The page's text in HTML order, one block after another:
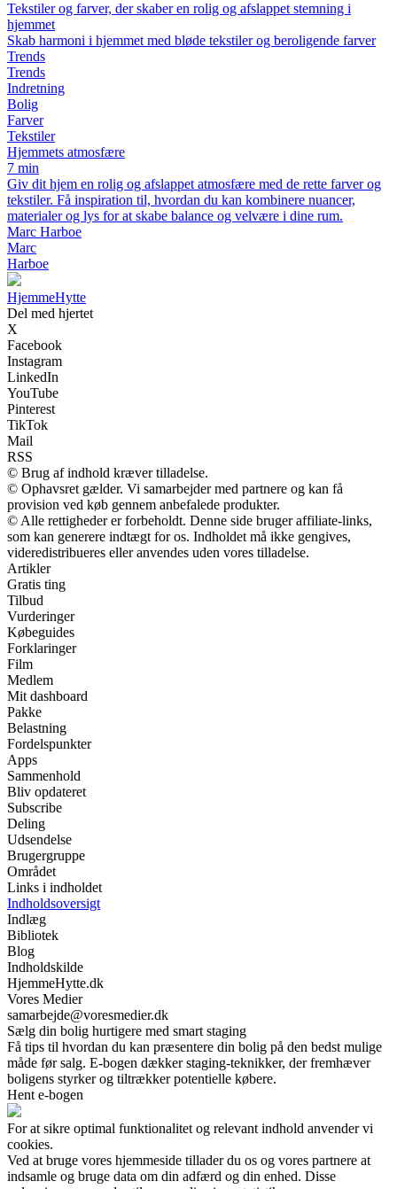
Tekstiler og farver, der skaber en rolig og afslappet stemning i
hjemmet
Skab harmoni i hjemmet med bløde tekstiler og beroligende farver
Trends
Trends
Indretning
Bolig
Farver
Tekstiler
Hjemmets atmosfære
7 min
Giv dit hjem en rolig og afslappet atmosfære med de rette farver og
tekstiler. Få inspiration til, hvordan du kan kombinere nuancer,
materialer og lys for at skabe balance og velvære i dine rum.
Marc Harboe
Marc
Harboe
HjemmeHytte
Del med hjertet
X
Facebook
Instagram
LinkedIn
YouTube
Pinterest
TikTok
Mail
RSS
© Brug af indhold kræver tilladelse.
© Ophavsret gælder. Vi samarbejder med partnere og kan få
provision ved køb gennem anbefalede produkter.
© Alle rettigheder er forbeholdt. Denne side bruger affiliate-links,
som kan generere indtægt for os. Indholdet må ikke gengives,
videredistribueres eller anvendes uden vores tilladelse.
Artikler
Gratis ting
Tilbud
Vurderinger
Købeguides
Forklaringer
Film
Medlem
Mit dashboard
Pakke
Belastning
Fordelspunkter
Apps
Sammenhold
Bliv opdateret
Subscribe
Deling
Udsendelse
Brugergruppe
Området
Links i indholdet
Indholdsoversigt
Indlæg
Bibliotek
Blog
Indholdskilde
HjemmeHytte.dk
Vores Medier
samarbejde@voresmedier.dk
Sælg din bolig hurtigere med smart staging
Få tips til hvordan du kan præsentere din bolig på den bedst mulige
måde før salg. E-bogen dækker staging-teknikker, der fremhæver
boligens styrker og tiltrækker potentielle købere.
Hent e-bogen
For at sikre optimal funktionalitet og relevant indhold anvender vi
cookies.
Ved at bruge vores hjemmeside tillader du os og vores partnere at
indsamle og bruge data om din adfærd og din enhed. Disse